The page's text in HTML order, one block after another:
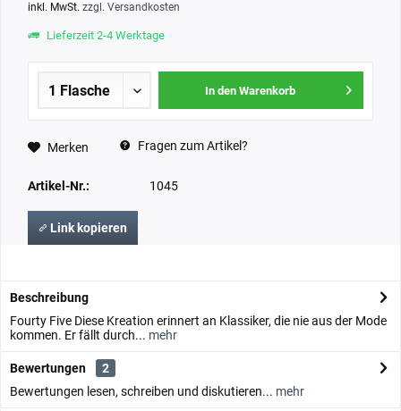
inkl. MwSt. zzgl. Versandkosten
Lieferzeit 2-4 Werktage
In den Warenkorb
Merken Fragen zum Artikel?
Artikel-Nr.: 1045
Link kopieren
Beschreibung
Fourty Five Diese Kreation erinnert an Klassiker, die nie aus der Mode
kommen. Er fällt durch... mehr
Bewertungen
2
Bewertungen lesen, schreiben und diskutieren... mehr